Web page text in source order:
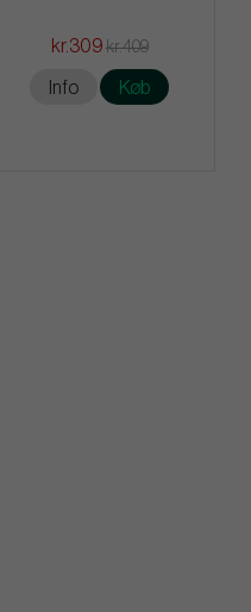
kr.309 kr.409
Info Køb